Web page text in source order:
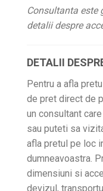
Consultanta este
detalii despre
DETALII
Pentru a afla
de pret direct de
un consultant
sau puteti sa
afla pretul pe loc
dumneavoastra.
dimensiuni si
devizul,